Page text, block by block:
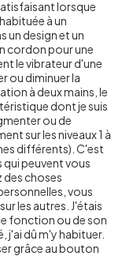
lorsque
à un
un design et un
cordon pour une
le vibrateur d'une
ou diminuer la
à deux mains, le
dont je suis
ou de
sur les niveaux 1 à
différents). C'est
peuvent vous
des choses
vous
les autres. J'étais
fonction ou de son
dû m'y habituer.
grâce au bouton